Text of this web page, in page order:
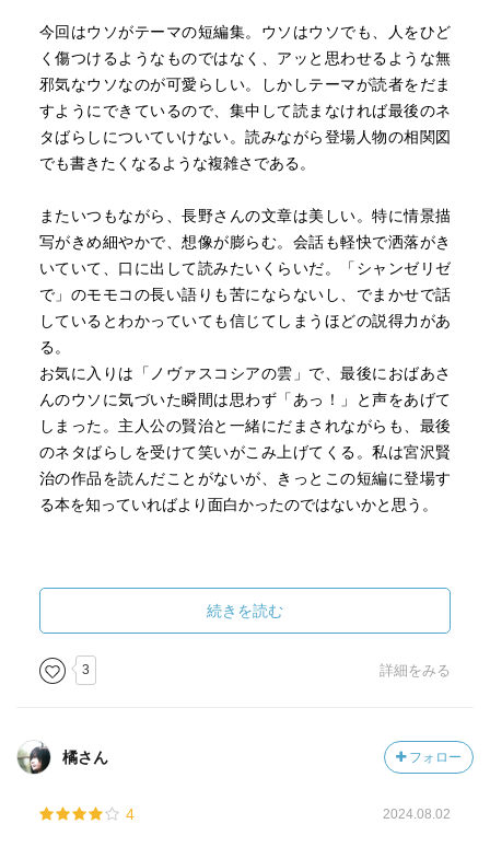
今回はウソがテーマの短編集。ウソはウソでも、人をひど
く傷つけるようなものではなく、アッと思わせるような無
邪気なウソなのが可愛らしい。しかしテーマが読者をだま
すようにできているので、集中して読まなければ最後のネ
タばらしについていけない。読みながら登場人物の相関図
でも書きたくなるような複雑さである。
またいつもながら、長野さんの文章は美しい。特に情景描
写がきめ細やかで、想像が膨らむ。会話も軽快で洒落がき
いていて、口に出して読みたいくらいだ。「シャンゼリゼ
で」のモモコの長い語りも苦にならないし、でまかせで話
しているとわかっていても信じてしまうほどの説得力があ
る。
お気に入りは「ノヴァスコシアの雲」で、最後におばあさ
んのウソに気づいた瞬間は思わず「あっ！」と声をあげて
しまった。主人公の賢治と一緒にだまされながらも、最後
のネタばらしを受けて笑いがこみ上げてくる。私は宮沢賢
治の作品を読んだことがないが、きっとこの短編に登場す
る本を知っていればより面白かったのではないかと思う。
続きを読む
3 詳細をみる
橘さん フォロー
4 2024.08.02